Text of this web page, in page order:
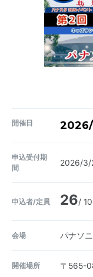
開催日
申込受付期
間
2026/3/
申込者/定員 26/
会場 パナソ
開催場所 〒565-